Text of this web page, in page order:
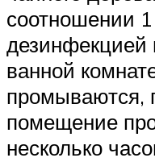
соотношении
ванной
промываются,
помещение
несколько